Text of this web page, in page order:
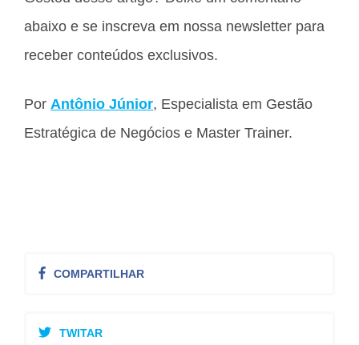
abaixo e se inscreva em nossa newsletter para
receber conteúdos exclusivos.
Por Antônio Júnior, Especialista em Gestão
Estratégica de Negócios e Master Trainer.
COMPARTILHAR
TWITAR